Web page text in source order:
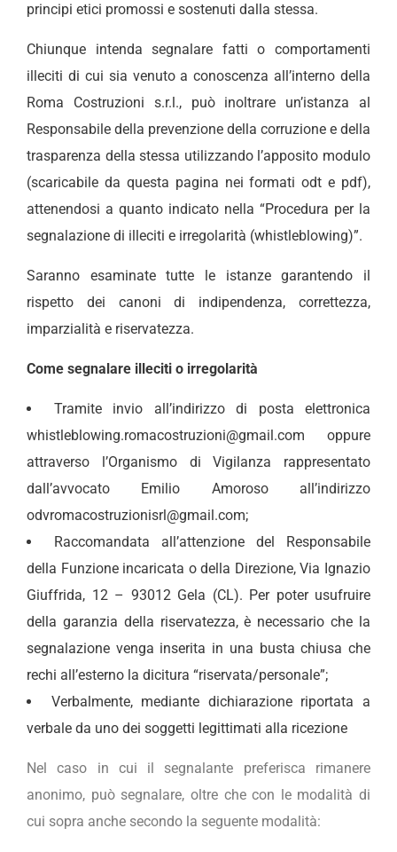
principi etici promossi e sostenuti dalla stessa.
Chiunque intenda segnalare fatti o comportamenti
illeciti di cui sia venuto a conoscenza all’interno della
Roma Costruzioni s.r.l., può inoltrare un’istanza al
Responsabile della prevenzione della corruzione e della
trasparenza della stessa utilizzando l’apposito modulo
(scaricabile da questa pagina nei formati odt e pdf),
attenendosi a quanto indicato nella “Procedura per la
segnalazione di illeciti e irregolarità (whistleblowing)”.
Saranno esaminate tutte le istanze garantendo il
rispetto dei canoni di indipendenza, correttezza,
imparzialità e riservatezza.
Come segnalare illeciti o irregolarità
Tramite invio all’indirizzo di posta elettronica
whistleblowing.romacostruzioni@gmail.com oppure
attraverso l’Organismo di Vigilanza rappresentato
dall’avvocato Emilio Amoroso all’indirizzo
odvromacostruzionisrl@gmail.com;
Raccomandata all’attenzione del Responsabile
della Funzione incaricata o della Direzione, Via Ignazio
Giuffrida, 12 – 93012 Gela (CL). Per poter usufruire
della garanzia della riservatezza, è necessario che la
segnalazione venga inserita in una busta chiusa che
rechi all’esterno la dicitura “riservata/personale”;
Verbalmente, mediante dichiarazione riportata a
verbale da uno dei soggetti legittimati alla ricezione
Nel caso in cui il segnalante preferisca rimanere
anonimo, può segnalare, oltre che con le modalità di
cui sopra anche secondo la seguente modalità: